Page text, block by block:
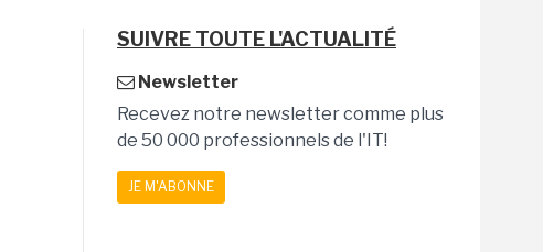
SUIVRE TOUTE L'ACTUALITÉ
Newsletter
Recevez notre newsletter comme plus
de 50 000 professionnels de l'IT!
JE M'ABONNE